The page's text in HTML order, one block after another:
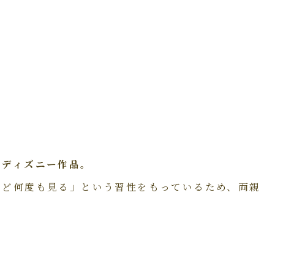
ィズニー作品。
何度も見る」という習性をもっているため、両親